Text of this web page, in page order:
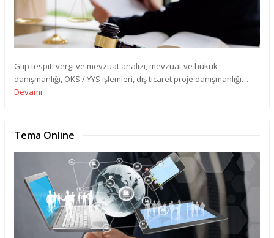
Gtip tespiti vergi ve mevzuat analizi, mevzuat ve hukuk
danışmanlığı, OKS / YYS işlemleri, dış ticaret proje danışmanlığı…
Devamı
Tema Online